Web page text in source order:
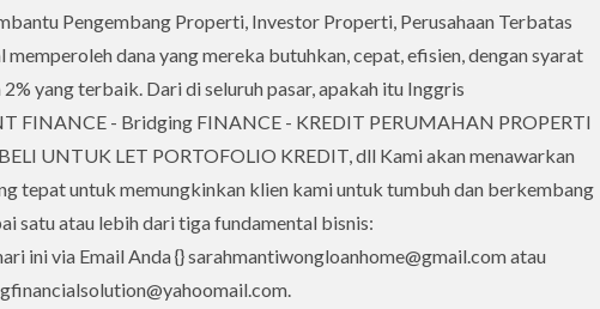
Pengembang Properti, Investor Properti, Perusahaan Terbatas
memperoleh dana yang mereka butuhkan, cepat, efisien, dengan syarat
2% yang terbaik. Dari di seluruh pasar, apakah itu Inggris
FINANCE - Bridging FINANCE - KREDIT PERUMAHAN PROPERTI
UNTUK LET PORTOFOLIO KREDIT, dll Kami akan menawarkan
tepat untuk memungkinkan klien kami untuk tumbuh dan berkembang
satu atau lebih dari tiga fundamental bisnis:
ini via Email Anda {} sarahmantiwongloanhome@gmail.com atau